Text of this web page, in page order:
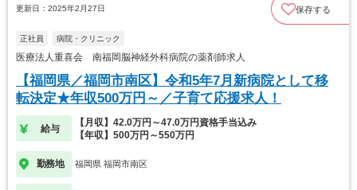
更新日：2025年2月27日 保存する
正社員 病院・クリニック
医療法人重喜会 南福岡脳神経外科病院の薬剤師求人
【福岡県／福岡市南区】令和5年7月新病院として移
転決定★年収500万円～／子育て応援求人！
給与
【月収】42.0万円～47.0万円資格手当込み
【年収】500万円～550万円
勤務地 福岡県 福岡市南区